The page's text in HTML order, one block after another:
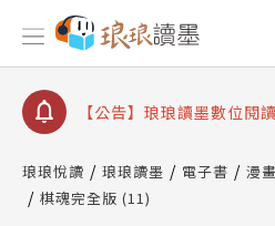
【公告】因 Readmoo 讀
停部分閱讀服務
【公告】琅琅讀墨數位閱
【公告】琅琅讀墨書櫃開
請圖文教學
【公告】琅琅書店服務升
琅琅悅讀 琅琅讀墨 電子書 漫畫
棋魂完全版 (11)